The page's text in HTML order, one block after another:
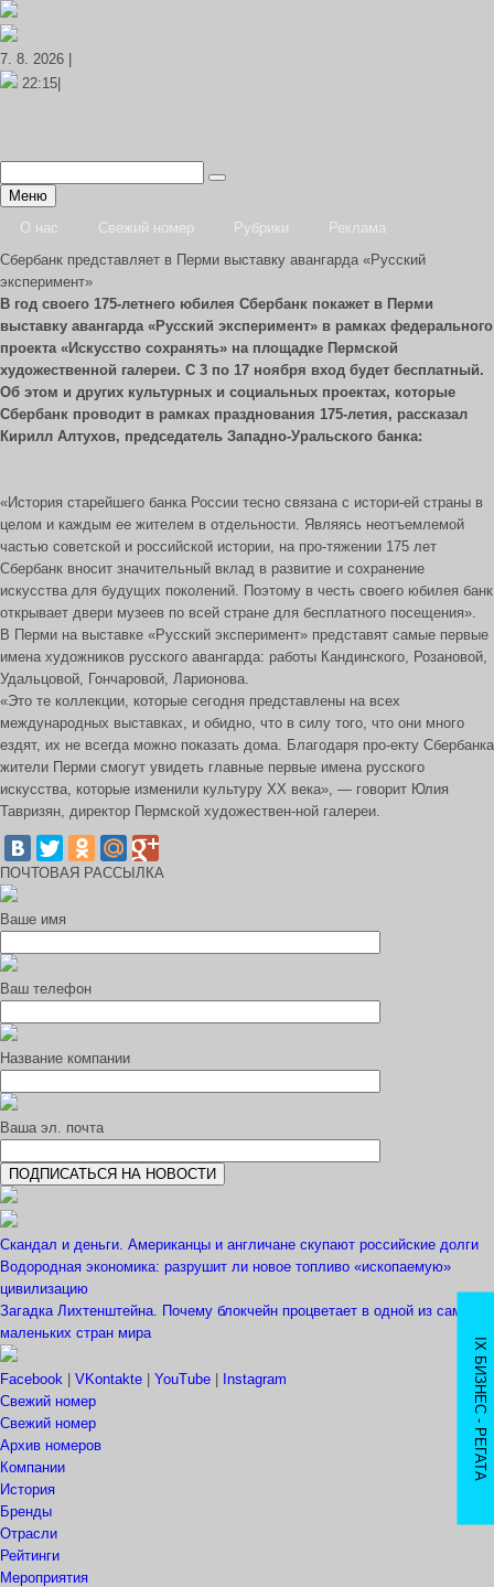
7. 8. 2026 |
22:15|
Меню
О нас
Свежий номер Рубрики
Реклама
Сбербанк представляет в Перми выставку авангарда «Русский
эксперимент»
В год своего 175-летнего юбилея Сбербанк покажет в Перми
выставку авангарда «Русский эксперимент» в рамках федерального
проекта «Искусство сохранять» на площадке Пермской
художественной галереи. С 3 по 17 ноября вход будет бесплатный.
Об этом и других культурных и социальных проектах, которые
Сбербанк проводит в рамках празднования 175-летия, рассказал
Кирилл Алтухов, председатель Западно-Уральского банка:
«История старейшего банка России тесно связана с истори-ей страны в
целом и каждым ее жителем в отдельности. Являясь неотъемлемой
частью советской и российской истории, на про-тяжении 175 лет
Сбербанк вносит значительный вклад в развитие и сохранение
искусства для будущих поколений. Поэтому в честь своего юбилея банк
открывает двери музеев по всей стране для бесплатного посещения».
В Перми на выставке «Русский эксперимент» представят самые первые
имена художников русского авангарда: работы Кандинского, Розановой,
Удальцовой, Гончаровой, Ларионова.
«Это те коллекции, которые сегодня представлены на всех
международных выставках, и обидно, что в силу того, что они много
ездят, их не всегда можно показать дома. Благодаря про-екту Сбербанка
жители Перми смогут увидеть главные первые имена русского
искусства, которые изменили культуру ХХ века», — говорит Юлия
Тавризян, директор Пермской художествен-ной галереи.
ПОЧТОВАЯ РАССЫЛКА
Ваше имя
Ваш телефон
Название компании
Ваша эл. почта
Скандал и деньги. Американцы и англичане скупают российские долги
Водородная экономика: разрушит ли новое топливо «ископаемую»
цивилизацию
Загадка Лихтенштейна. Почему блокчейн процветает в одной из самых
маленьких стран мира
Facebook VKontakte YouTube
Instagram
Свежий номер
Свежий номер
Архив номеров
Компании
История
Бренды
Отрасли
Рейтинги
Мероприятия
IX БИЗНЕС - РЕГАТА